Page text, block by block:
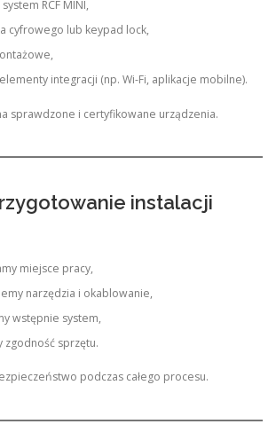
RCF MINI,
cyfrowego lub keypad lock,
integracji (np. Wi-Fi, aplikacje mobilne).
sprawdzone i certyfikowane urządzenia.
instalacji
miejsce pracy,
narzędzia i okablowanie,
wstępnie system,
zgodność sprzętu.
podczas całego procesu.